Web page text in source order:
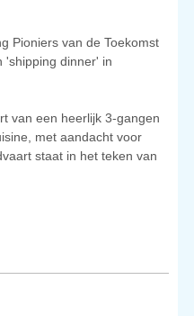
Pioniers van de Toekomst
'shipping dinner' in
van een heerlijk 3-gangen
met aandacht voor
staat in het teken van